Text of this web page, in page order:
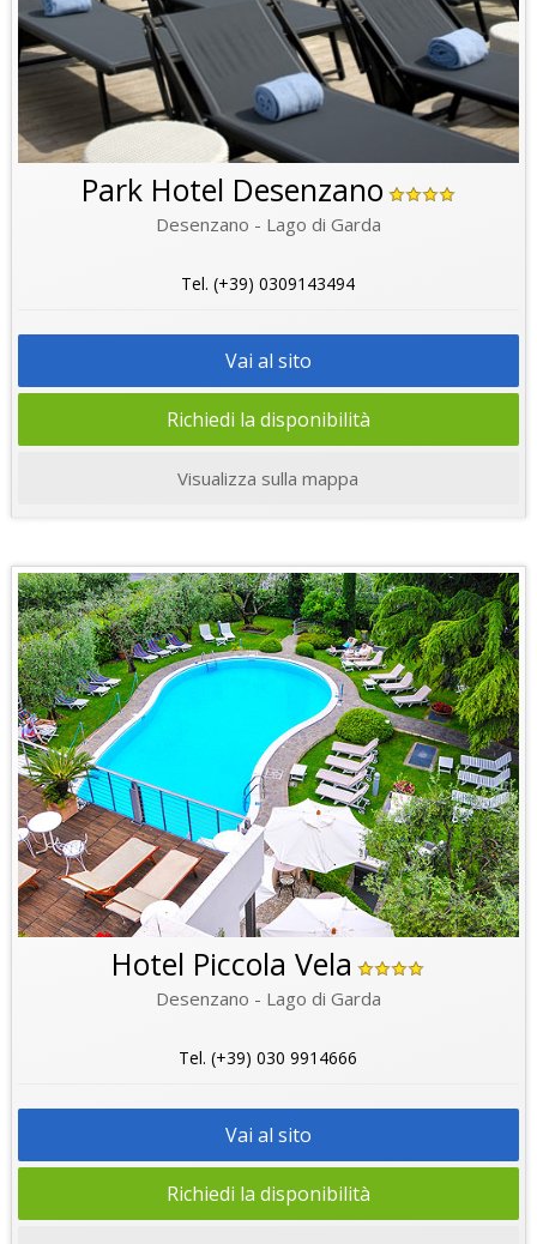
Park Hotel Desenzano
Desenzano - Lago di Garda
Tel. (+39) 0309143494
Vai al sito
Richiedi la disponibilità
Visualizza sulla mappa
Hotel Piccola Vela
Desenzano - Lago di Garda
Tel. (+39) 030 9914666
Vai al sito
Richiedi la disponibilità